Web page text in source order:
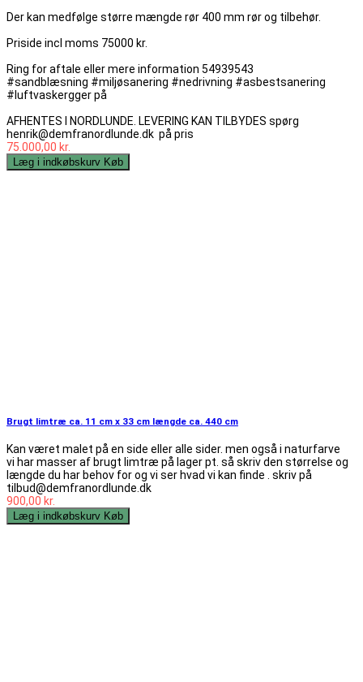
Der kan medfølge større mængde rør 400 mm rør og tilbehør.
Priside incl moms 75000 kr.
Ring for aftale eller mere information 54939543
#sandblæsning #miljøsanering #nedrivning #asbestsanering
#luftvaskergger på
AFHENTES I NORDLUNDE. LEVERING KAN TILBYDES spørg
henrik@demfranordlunde.dk på pris
75.000,00 kr.
Læg i indkøbskurv Køb
Brugt limtræ ca. 11 cm x 33 cm længde ca. 440 cm
Kan været malet på en side eller alle sider. men også i naturfarve
vi har masser af brugt limtræ på lager pt. så skriv den størrelse og
længde du har behov for og vi ser hvad vi kan finde . skriv på
tilbud@demfranordlunde.dk
900,00 kr.
Læg i indkøbskurv Køb